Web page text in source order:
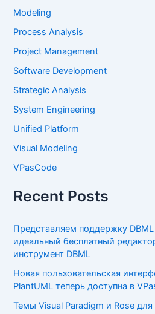
Modeling
Process Analysis
Project Management
Software Development
Strategic Analysis
System Engineering
Unified Platform
Visual Modeling
VPasCode
Recent Posts
Представляем поддержку DBML
идеальный бесплатный
инструмент DBML
Новая пользовательская
PlantUML теперь доступна в
Темы Visual Paradigm и Rose для